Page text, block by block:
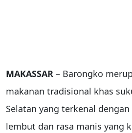
MAKASSAR – Barongko
makanan tradisional khas
Selatan yang terkenal
lembut dan rasa manis yang